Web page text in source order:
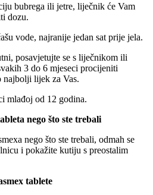
bubrega ili jetre, liječnik će Vam
dozu.
vode, najranije jedan sat prije jela.
posavjetujte se s liječnikom ili
3 do 6 mjeseci procijeniti
lijek za Vas.
mlađoj od 12 godina.
nego što ste trebali
nego što ste trebali, odmah se
i pokažite kutiju s preostalim
tablete